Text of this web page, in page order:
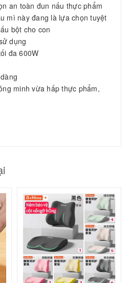
an toàn đun nấu thực phẩm
mì này đang là lựa chọn tuyệt
bột cho con
dụng
đa 600W
minh vừa hấp thực phẩm,